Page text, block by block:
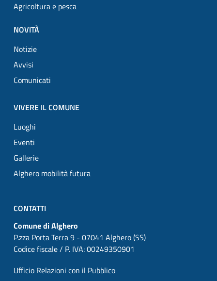
Agricoltura e pesca
NOVITÀ
Notizie
Avvisi
Comunicati
VIVERE IL COMUNE
Luoghi
Eventi
Gallerie
Alghero mobilità futura
CONTATTI
Comune di Alghero
P.zza Porta Terra 9 - 07041 Alghero (SS)
Codice fiscale / P. IVA: 00249350901
Ufficio Relazioni con il Pubblico